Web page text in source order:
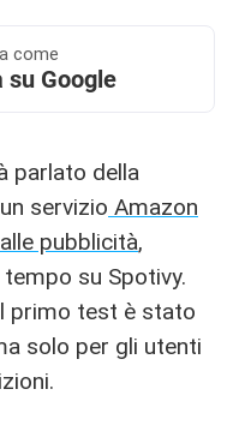
come
Google
parlato della
servizio Amazon
pubblicità,
su Spotivy.
primo test è stato
solo per gli utenti